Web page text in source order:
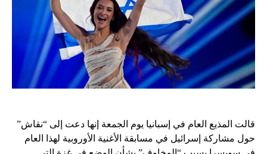
قالت المذيع العام في إسبانيا يوم الجمعة إنها دعت إلى “نقاش”
حول مشاركة إسرائيل في مسابقة الأغنية الأوروبية لهذا العام